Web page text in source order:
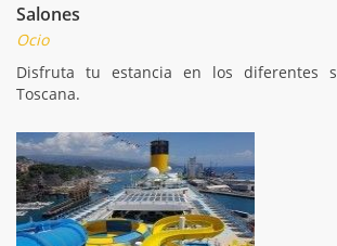
Salones
Ocio
Disfruta tu estancia en los diferentes
Toscana.